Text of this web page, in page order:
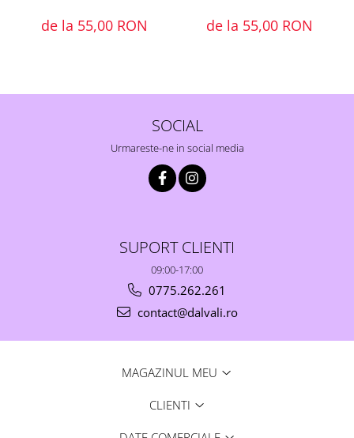
de la 55,00 RON de la 55,00 RON
SOCIAL
Urmareste-ne in social media
SUPORT CLIENTI
09:00-17:00
0775.262.261
contact@dalvali.ro
MAGAZINUL MEU
CLIENTI